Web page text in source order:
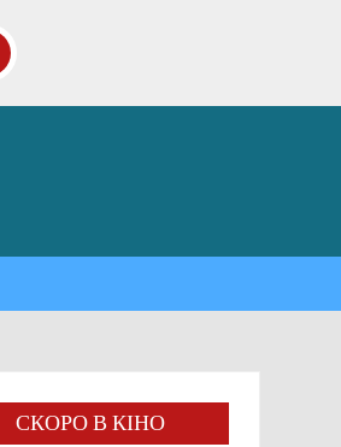
СКОРО В КІНО